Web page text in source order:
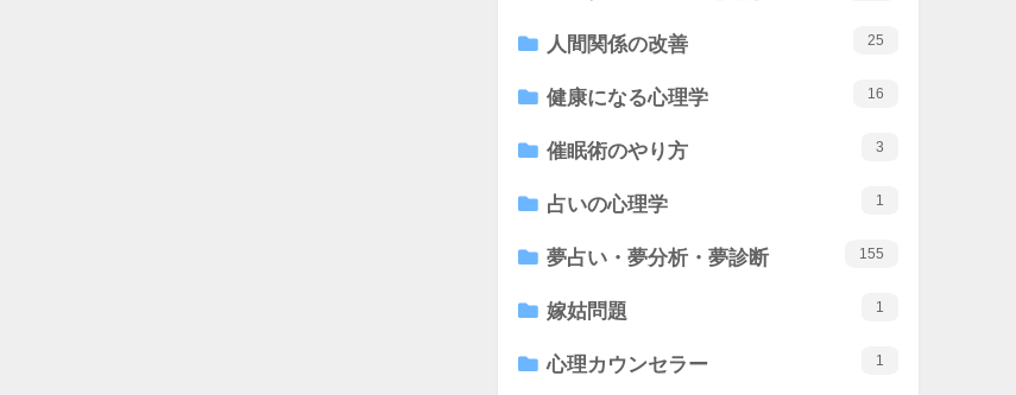
人間関係の改善 25
健康になる心理学 16
催眠術のやり方 3
占いの心理学 1
夢占い・夢分析・夢診断 155
嫁姑問題 1
心理カウンセラー 1